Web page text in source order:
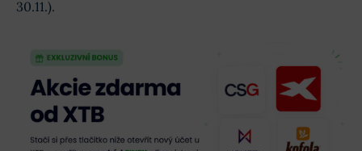
30.11.).